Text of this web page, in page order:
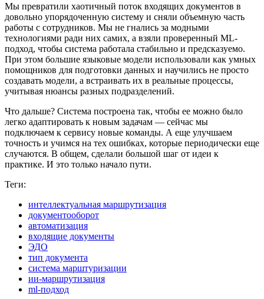
Мы превратили хаотичный поток входящих документов в
довольно упорядоченную систему и сняли объемную часть
работы с сотрудников. Мы не гнались за модными
технологиями ради них самих, а взяли проверенный ML-
подход, чтобы система работала стабильно и предсказуемо.
При этом большие языковые модели использовали как умных
помощников для подготовки данных и научились не просто
создавать модели, а встраивать их в реальные процессы,
учитывая нюансы разных подразделений.
Что дальше? Система построена так, чтобы ее можно было
легко адаптировать к новым задачам — сейчас мы
подключаем к сервису новые команды. А еще улучшаем
точность и учимся на тех ошибках, которые периодически еще
случаются. В общем, сделали большой шаг от идеи к
практике. И это только начало пути.
Теги:
интеллектуальная маршрутизация
документооборот
автоматизация
входящие документы
ЭДО
тип документа
система марштуризации
ии-маршрутизация
ml-подход